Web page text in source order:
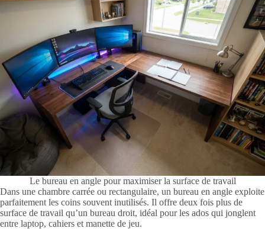
Le bureau en angle pour maximiser la surface de travail
Dans une chambre carrée ou rectangulaire, un bureau en angle exploite
parfaitement les coins souvent inutilisés. Il offre deux fois plus de
surface de travail qu’un bureau droit, idéal pour les ados qui jonglent
entre laptop, cahiers et manette de jeu.